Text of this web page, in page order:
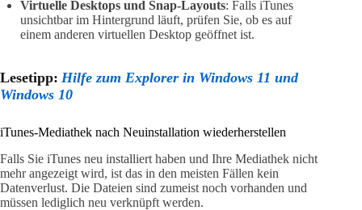
Virtuelle Desktops und Snap-Layouts: Falls iTunes
unsichtbar im Hintergrund läuft, prüfen Sie, ob es auf
einem anderen virtuellen Desktop geöffnet ist.
Lesetipp: Hilfe zum Explorer in Windows 11 und
Windows 10
iTunes-Mediathek nach Neuinstallation wiederherstellen
Falls Sie iTunes neu installiert haben und Ihre Mediathek nicht
mehr angezeigt wird, ist das in den meisten Fällen kein
Datenverlust. Die Dateien sind zumeist noch vorhanden und
müssen lediglich neu verknüpft werden.